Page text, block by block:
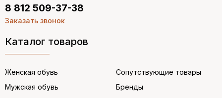
Каталог товаров
Женская обувь
Мужская обувь
Сопутствующие товары
Бренды
8 812 509-37-38
Заказать звонок